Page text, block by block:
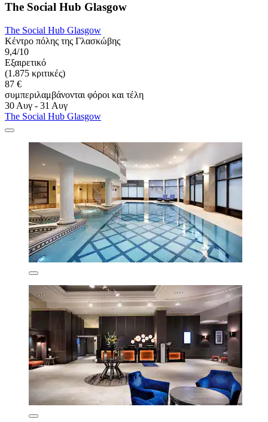
The Social Hub Glasgow
The Social Hub Glasgow
Κέντρο πόλης της Γλασκώβης
9,4/10
Εξαιρετικό
(1.875 κριτικές)
87 €
συμπεριλαμβάνονται φόροι και τέλη
30 Αυγ - 31 Αυγ
The Social Hub Glasgow